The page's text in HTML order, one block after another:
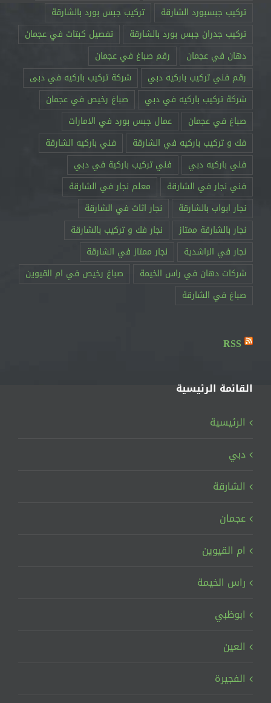
تركيب جبسبورد الشارقة
تركيب جبس بورد بالشارقة
تركيب جدران جبس بورد بالشارقة
تفصيل كبتات في عجمان
دهان في عجمان
رقم صباغ في عجمان
رقم فني تركيب باركيه دبي
شركة تركيب باركيه في دبى
شركة تركيب باركيه في دبي
صباغ رخيص في عجمان
صباغ في عجمان
عمال جبس بورد في الامارات
فك و تركيب باركيه في الشارقة
فني باركيه الشارقة
فني باركيه دبي
فني تركيب باركية في دبي
فني نجار في الشارقة
معلم نجار في الشارقة
نجار ابواب بالشارقة
نجار اثاث في الشارقة
نجار بالشارقة ممتاز
نجار فك و تركيب بالشارقة
نجار في الراشدية
نجار ممتاز في الشارقة
RSS
القائمة الرئيسية
الرئيسية
دبي
الشارقة
عجمان
ام القيوين
راس الخيمة
ابوظبي
العين
الفجيرة